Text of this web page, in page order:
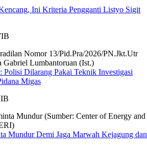
Ini Kriteria Pengganti Listyo Sigit
Polisi Dilarang Pakai Teknik Investigasi
Migas
Mundur Demi Jaga Marwah Kejagung dan